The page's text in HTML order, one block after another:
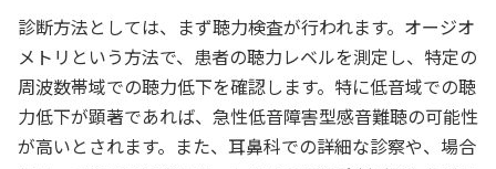
診断方法としては、まず聴力検査が行われます。オージオ
メトリという方法で、患者の聴力レベルを測定し、特定の
周波数帯域での聴力低下を確認します。特に低音域での聴
力低下が顕著であれば、急性低音障害型感音難聴の可能性
が高いとされます。また、耳鼻科での詳細な診察や、場合